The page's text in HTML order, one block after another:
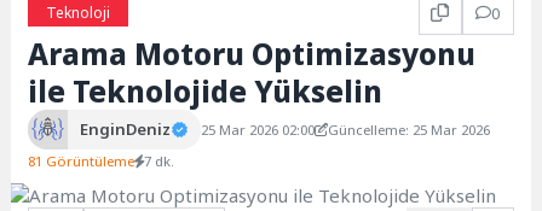
Teknoloji
0
Arama Motoru Optimizasyonu
ile Teknolojide Yükselin
EnginDeniz 25 Mar 2026 02:00
Güncelleme: 25 Mar 2026
81 Görüntüleme 7 dk.